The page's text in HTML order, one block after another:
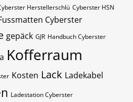
Herstellerschlü Cyberster​​​​​ HSN
Cyberster
gepäck GJR Handbuch Cyberster
Kofferraum
Kosten Lack Ladekabel
Ladestation Cyberster